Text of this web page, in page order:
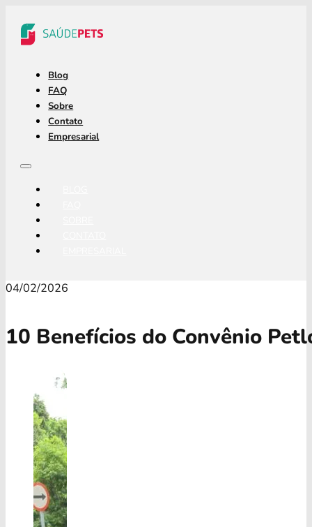
Blog
FAQ
Sobre
Contato
Empresarial
04/02/2026
10 Benefícios do Convênio